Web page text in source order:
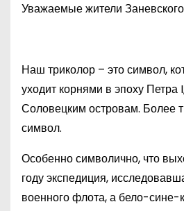
Уважаемые жители
Наш триколор – это символ,
уходит корнями в эпоху
Соловецким островам. Более
символ.
Особенно символично, что
году экспедиция,
военного флота, а бело-